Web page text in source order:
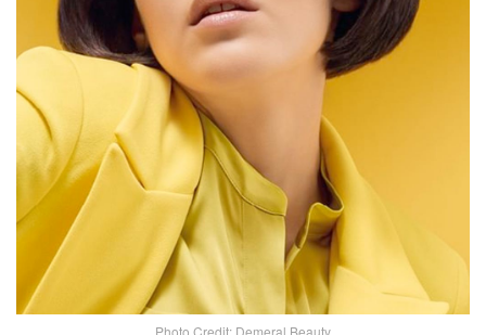
Photo Credit: Demeral Beauty